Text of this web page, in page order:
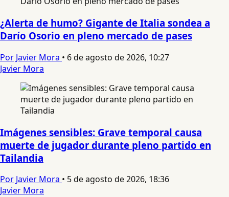
¿Alerta de humo? Gigante de Italia sondea a
Darío Osorio en pleno mercado de pases
Por Javier Mora • 6 de agosto de 2026, 10:27
Javier Mora
Imágenes sensibles: Grave temporal causa
muerte de jugador durante pleno partido en
Tailandia
Por Javier Mora • 5 de agosto de 2026, 18:36
Javier Mora